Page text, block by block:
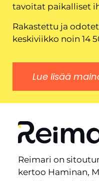
tavoitat paikalliset
Rakastettu ja
keskiviikko noin 14
Lue lisää
Reimari on
kertoo Haminan,